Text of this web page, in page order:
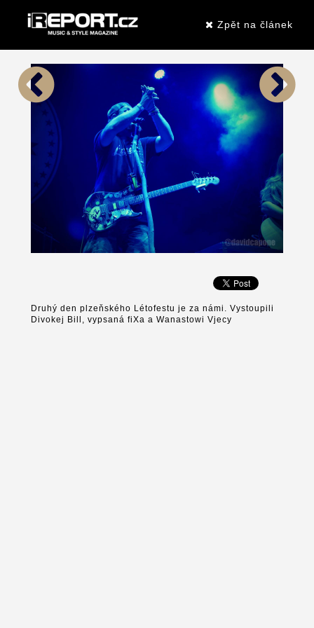
Zpět na článek
Druhý den plzeňského Létofestu je za námi. Vystoupili
Divokej Bill, vypsaná fiXa a Wanastowi Vjecy